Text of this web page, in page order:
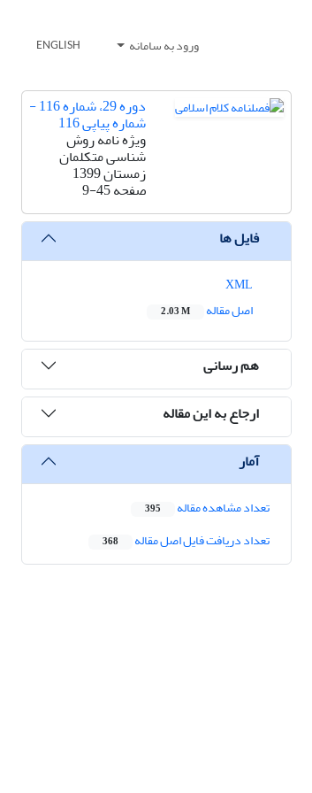
ورود به سامانه ENGLISH
دوره 29، شماره 116 -
شماره پیاپی 116
ویژه نامه روش
شناسی متکلمان
زمستان 1399
صفحه9-45
فایل ها
اصل مقاله
2.03 M
هم رسانی
ارجاع به این مقاله
آمار
تعداد مشاهده مقاله 395
تعداد دریافت فایل اصل مقاله 368